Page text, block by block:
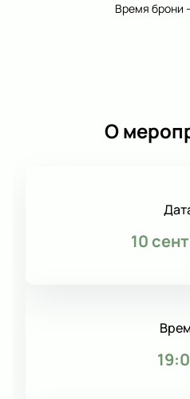
Время брони
О
10